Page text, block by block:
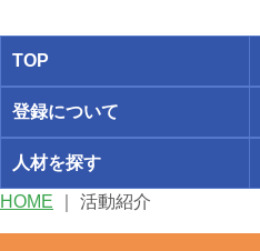
TOP
登録について
人材を探す
HOME 活動紹介